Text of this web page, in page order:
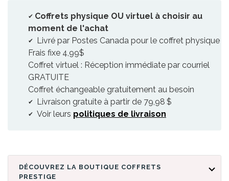
Coffrets physique OU virtuel à choisir au
moment de l'achat
Livré par Postes Canada pour le coffret physique
Frais fixe 4,99$
Coffret virtuel : Réception immédiate par courriel
GRATUITE
Coffret échangeable gratuitement au besoin
Livraison gratuite à partir de 79,98 $
Voir leurs politiques de livraison
DÉCOUVREZ LA BOUTIQUE COFFRETS
PRESTIGE